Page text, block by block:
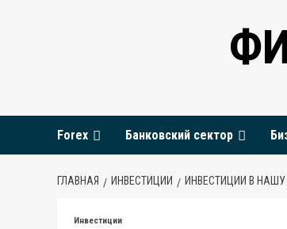
Forex Банковский сектор
ГЛАВНАЯ ИНВЕСТИЦИИ ИНВЕСТИЦИИ В
Инвестиции